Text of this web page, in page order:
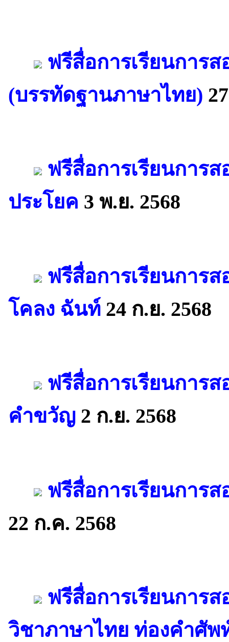
ฟรีสื่อการเรียนการ
(บรรทัดฐานภาษาไทย)
ฟรีสื่อการเรียนการ
ประโยค 3 พ.ย. 2568
ฟรีสื่อการเรียนการ
โคลง ฉันท์ 24 ก.ย. 2568
ฟรีสื่อการเรียนการ
คำขวัญ 2 ก.ย. 2568
ฟรีสื่อการเรียนการ
22 ก.ค. 2568
ฟรีสื่อการเรียนการ
วิชาภาษาไทย ท่องคำศัพ